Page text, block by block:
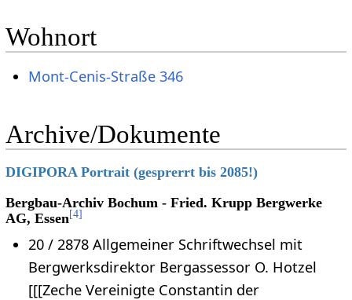
Wohnort
Mont-Cenis-Straße 346
Archive/Dokumente
DIGIPORA Portrait (gesprerrt bis 2085!)
Bergbau-Archiv Bochum - Fried. Krupp Bergwerke
AG, Essen [4]
20 / 2878 Allgemeiner Schriftwechsel mit
Bergwerksdirektor Bergassessor O. Hotzel
[[[Zeche Vereinigte Constantin der